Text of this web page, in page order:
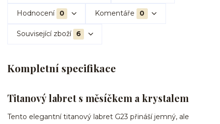
Hodnocení 0 Komentáře 0
Související zboží 6
Kompletní specifikace
Titanový labret s měsíčkem a krystalem
Tento elegantní titanový labret G23 přináší jemný, ale